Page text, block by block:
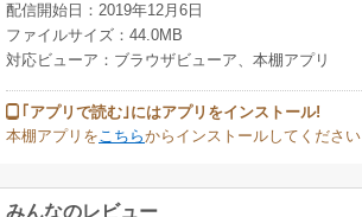
配信開始日：2019年12月6日
ファイルサイズ：44.0MB
対応ビューア：ブラウザビューア、本棚アプリ
｢アプリで読む｣にはアプリをインストール!
本棚アプリをこちらからインストールしてください
みんなのレビュー